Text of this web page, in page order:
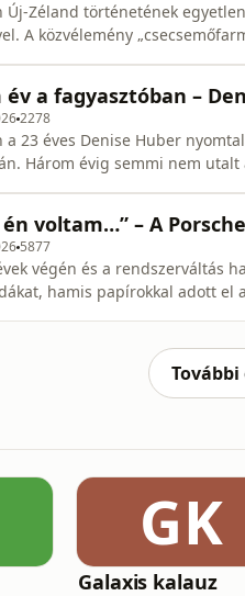
Új‑Zéland történetének
A közvélemény
mumusává? Patre
év a fagyasztóban –
2278
a 23 éves Denise Huber
Három évig semmi nem
www.buntenyekpodcast.hu/⁠⁠⁠
én voltam…” – A
5877
végén és a rendszerváltás
hamis papírokkal adott el
GK
Galaxis kalauz